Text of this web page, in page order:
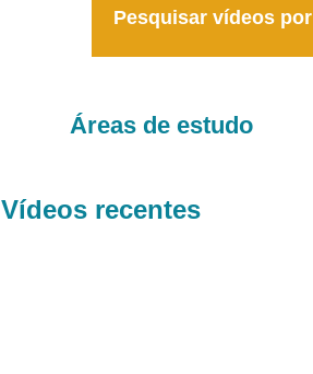
Pesquisar vídeos por
Áreas de estudo
Vídeos recentes